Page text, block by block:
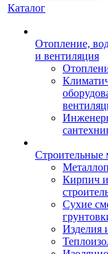
Каталог
Отопление,
и вентиляция
Строительные
Кирпич и
Сухие
Изделия